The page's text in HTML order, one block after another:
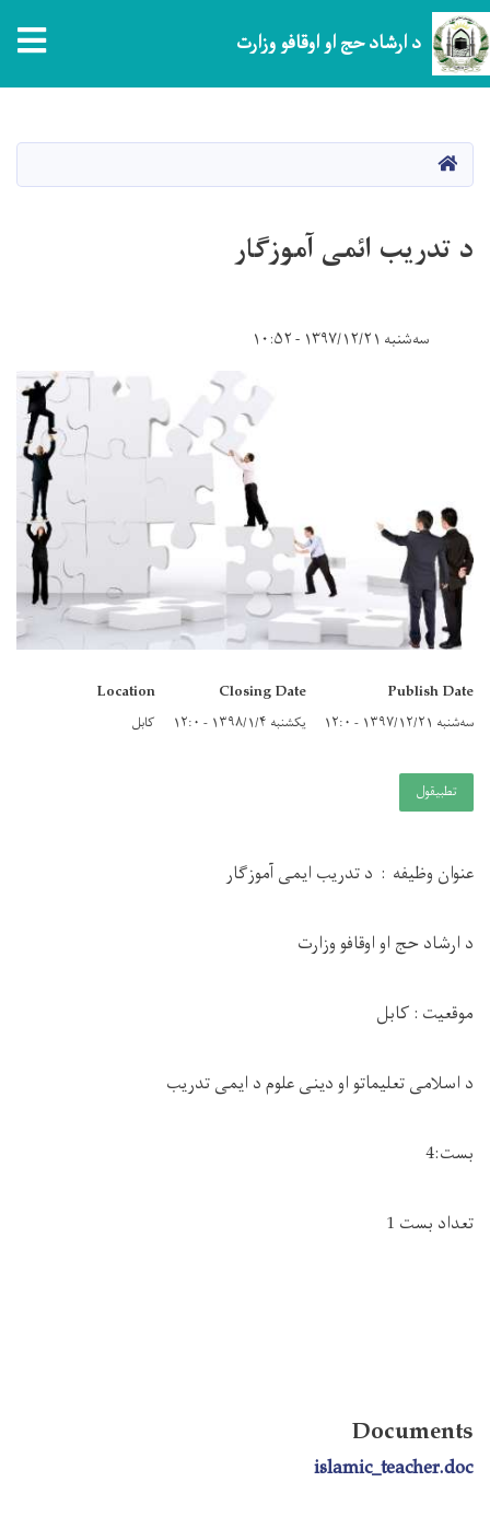
د ارشاد حج او اوقافو وزارت
کور
د تدریب ائمی آموزگار
سه‌شنبه ۱۳۹۷/۱۲/۲۱ - ۱۰:۵۲
Publish Date
سه‌شنبه ۱۳۹۷/۱۲/۲۱ - ۱۲:۰
Closing Date
یکشنبه ۱۳۹۸/۱/۴ - ۱۲:۰
Location
کابل
تطبيقول
عنوان وظیفه : د تدریب ایمی آموزگار
د ارشاد حج او اوقافو وزارت
موقعیت :کابل
د اسلامی تعلیماتو او دینی علوم د ایمی تدریب
بست:4
تعداد بست 1
Documents
islamic_teacher.doc